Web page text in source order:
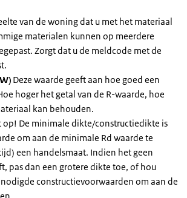
van de woning dat u met het materiaal
materialen kunnen op meerdere
Zorgt dat u de meldcode met de
Deze waarde geeft aan hoe goed een
hoger het getal van de R-waarde, hoe
kan behouden.
op! De minimale dikte/constructiedikte is
om aan de minimale Rd waarde te
een handelsmaat. Indien het geen
pas dan een grotere dikte toe, of hou
constructievoorwaarden om aan de